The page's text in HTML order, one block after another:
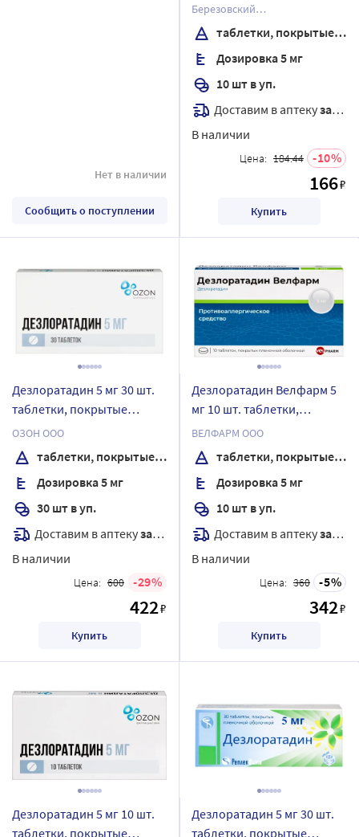
Нет в наличии
Сообщить о поступлении
Березовский
фармацевтический завод, ЗАО
таблетки, покрытые пленочной оболочкой
Дозировка 5 мг
10 шт в уп.
Доставим в аптекузавтра
В наличии
Цена: 184.44 10
166₽
Купить
Дезлоратадин 5 мг 30 шт.
таблетки, покрытые
пленочной оболочкой
ОЗОН ООО
таблетки, покрытые пленочной оболочкой
Дозировка 5 мг
30 шт в уп.
Доставим в аптекузавтра
В наличии
Цена: 600 29
422₽
Купить
Дезлоратадин Велфарм 5
мг 10 шт. таблетки,
покрытые пленочной
оболочкой блистер
ВЕЛФАРМ ООО
таблетки, покрытые пленочной оболочкой
Дозировка 5 мг
10 шт в уп.
Доставим в аптекузавтра
В наличии
Цена: 360 5
342₽
Купить
Дезлоратадин 5 мг 10 шт.
таблетки, покрытые
Дезлоратадин 5 мг 30 шт.
таблетки, покрытые